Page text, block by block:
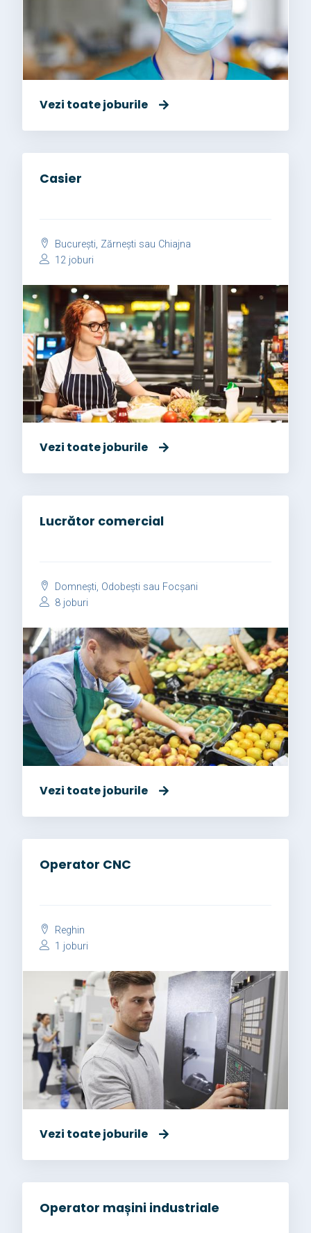
Vezi toate joburile
Casier
București, Zărnești sau Chiajna
12 joburi
Vezi toate joburile
Lucrător comercial
Domnești, Odobești sau Focșani
8 joburi
Vezi toate joburile
Operator CNC
Reghin
1 joburi
Vezi toate joburile
Operator mașini industriale